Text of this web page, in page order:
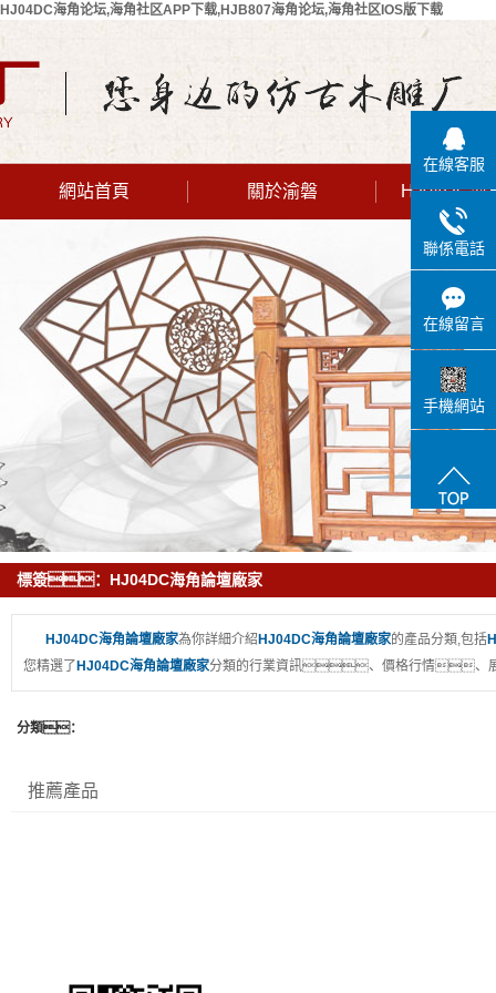
HJ04DC海角论坛,海角社区APP下载,HJB807海角论坛,海角社区IOS版下载
網站首頁 關於渝磐
公司簡介
聯係HJ04DC
海角论坛
HJ04DC海
標簽：HJ04DC海角論壇廠家
HJ04DC海角論壇廠家為你詳細介紹 HJ04DC海角論壇廠家的產品分類,包括
您精選了 HJ04DC海角論壇廠家分類的行業資訊、價格行情、展
分類：
推薦產品
在線客服
聯係電話
在線留言
手機網站